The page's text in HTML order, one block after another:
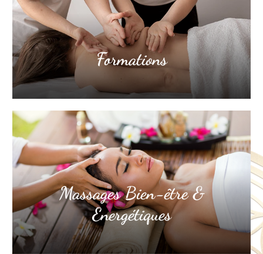
Formations
Massages Bien-être &
Energétiques